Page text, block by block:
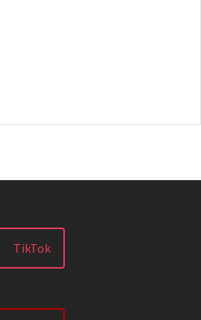
TikTok